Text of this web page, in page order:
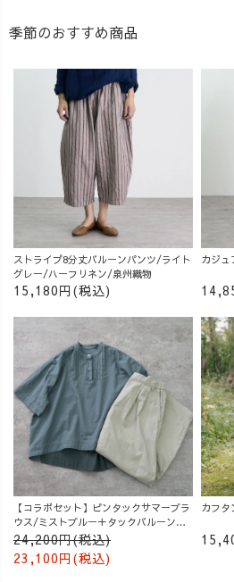
季節のおすすめ商品
ストライプ8分丈バルーンパンツ/ライト
グレー/ハーフリネン/泉州織物
15,180円(税込)
カジ
【コラボセット】ピンタックサマーブラ
ウス/ミストブルー＋タックバルーンパ
ンツ/グレージュ
24,200円(税込)
23,100円(税込)
カフ